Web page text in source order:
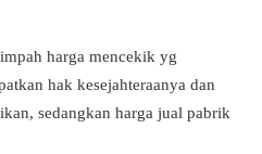
harga mencekik yg
hak kesejahteraanya dan
sedangkan harga jual pabrik